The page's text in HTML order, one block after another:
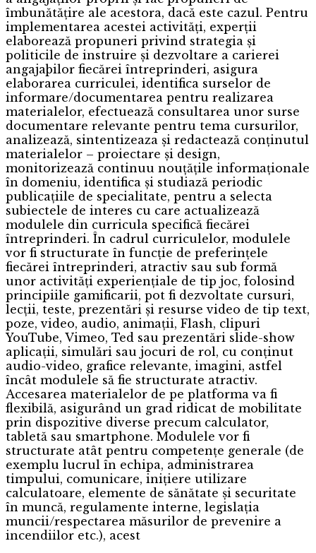
îmbunătățire ale acestora, dacă este cazul. Pentru
implementarea acestei activități, experții
elaborează propuneri privind strategia și
politicile de instruire și dezvoltare a carierei
angajaþilor fiecărei întreprinderi, asigura
elaborarea curriculei, identifica surselor de
informare/documentarea pentru realizarea
materialelor, efectuează consultarea unor surse
documentare relevante pentru tema cursurilor,
analizează, sintentizeaza și redactează conținutul
materialelor – proiectare și design,
monitorizează continuu nouțățile informaționale
în domeniu, identifica și studiază periodic
publicațiile de specialitate, pentru a selecta
subiectele de interes cu care actualizează
modulele din curricula specifică fiecărei
întreprinderi. În cadrul curriculelor, modulele
vor fi structurate în funcție de preferințele
fiecărei întreprinderi, atractiv sau sub formă
unor activități experiențiale de tip joc, folosind
principiile gamificarii, pot fi dezvoltate cursuri,
lecții, teste, prezentări și resurse video de tip text,
poze, video, audio, animații, Flash, clipuri
YouTube, Vimeo, Ted sau prezentări slide-show
aplicații, simulări sau jocuri de rol, cu conținut
audio-video, grafice relevante, imagini, astfel
încât modulele să fie structurate atractiv.
Accesarea materialelor de pe platforma va fi
flexibilă, asigurând un grad ridicat de mobilitate
prin dispozitive diverse precum calculator,
tabletă sau smartphone. Modulele vor fi
structurate atât pentru competențe generale (de
exemplu lucrul în echipa, administrarea
timpului, comunicare, inițiere utilizare
calculatoare, elemente de sănătate și securitate
în muncă, regulamente interne, legislația
muncii/respectarea măsurilor de prevenire a
incendiilor etc.), acest